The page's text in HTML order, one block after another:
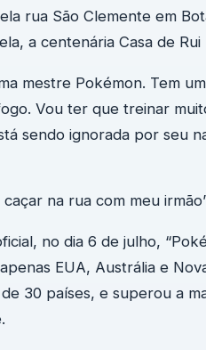
rua São Clemente em
a centenária Casa de
mestre Pokémon. Tem
Vou ter que treinar
sendo ignorada por seu
caçar na rua com meu
no dia 6 de julho,
EUA, Austrália e
30 países, e superou a